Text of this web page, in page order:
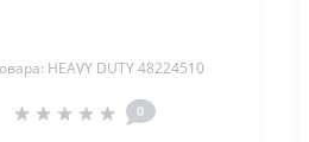
HEAVY DUTY 48224510
0